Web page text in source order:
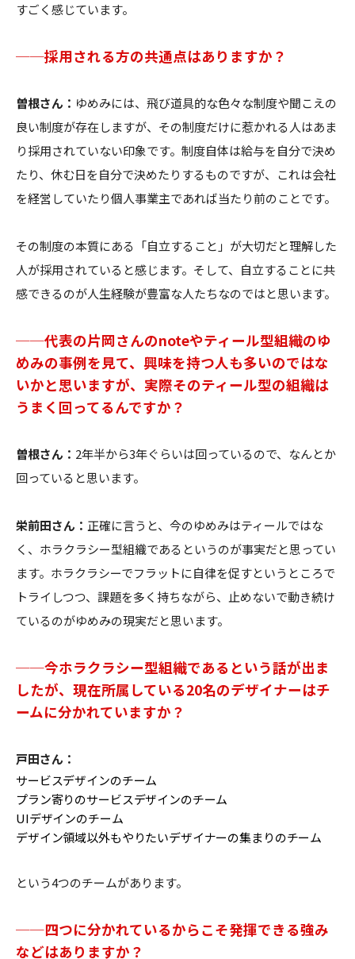
すごく感じています。
──採用される方の共通点はありますか？
曽根さん： ゆめみには、飛び道具的な色々な制度や聞こえの
良い制度が存在しますが、その制度だけに惹かれる人はあま
り採用されていない印象です。制度自体は給与を自分で決め
たり、休む日を自分で決めたりするものですが、これは会社
を経営していたり個人事業主であれば当たり前のことです。
その制度の本質にある「自立すること」が大切だと理解した
人が採用されていると感じます。そして、自立することに共
感できるのが人生経験が豊富な人たちなのではと思います。
──代表の片岡さんのnoteやティール型組織のゆ
めみの事例を見て、興味を持つ人も多いのではな
いかと思いますが、実際そのティール型の組織は
うまく回ってるんですか？
曽根さん： 2年半から3年ぐらいは回っているので、なんとか
回っていると思います。
栄前田さん： 正確に言うと、今のゆめみはティールではな
く、ホラクラシー型組織であるというのが事実だと思ってい
ます。ホラクラシーでフラットに自律を促すというところで
トライしつつ、課題を多く持ちながら、止めないで動き続け
ているのがゆめみの現実だと思います。
──今ホラクラシー型組織であるという話が出ま
したが、現在所属している20名のデザイナーはチ
ームに分かれていますか？
戸田さん：
サービスデザインのチーム
プラン寄りのサービスデザインのチーム
UIデザインのチーム
デザイン領域以外もやりたいデザイナーの集まりのチーム
という4つのチームがあります。
──四つに分かれているからこそ発揮できる強み
などはありますか？